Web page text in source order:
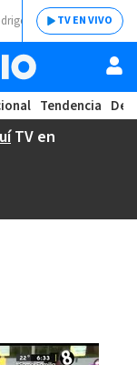
ChavesTV EN VIVO
Tendencia
TV en